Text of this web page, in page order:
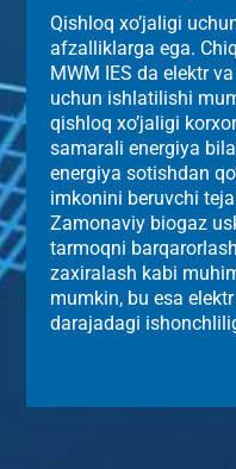
Qishloq xo’jaligi
afzalliklarga ega.
MWM IES da elektr
uchun ishlatilishi
qishloq xo’jaligi
samarali energiya
energiya sotishdan
imkonini beruvchi
Zamonaviy biogaz
tarmoqni
zaxiralash kabi
mumkin, bu esa
darajadagi